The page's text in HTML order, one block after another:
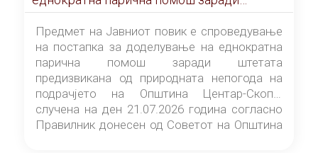
штетата предизвикана од природната
непогода на подрачјето на Општина
Центар-Скопје случена на ден 21.07.2026
година
Предмет на Јавниот повик е спроведување
на постапка за доделување на еднократна
парична помош заради штетата
предизвикана од природната непогода на
подрачјето на Општина Центар-Скопје
случена на ден 21.07.2026 година согласно
Правилник донесен од Советот на Општина